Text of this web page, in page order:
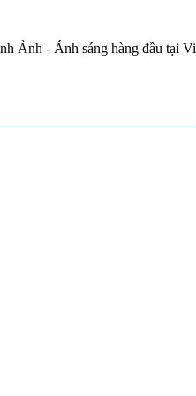
Ảnh - Ánh sáng hàng đầu tại